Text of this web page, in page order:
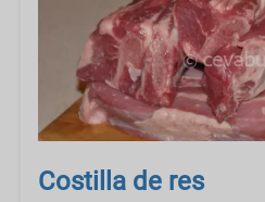
Costilla de res